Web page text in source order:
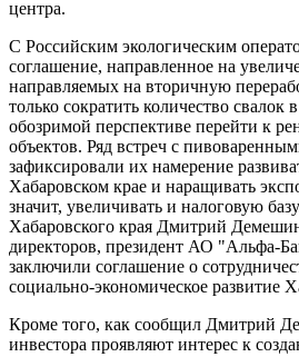
центра.
С Российским экологическим
соглашение, направленное на
направляемых на вторичную
только сократить количество свалок
обозримой перспективе перейти к
объектов. Ряд встреч с
зафиксировали их намерение
Хабаровском крае и наращивать
значит, увеличивать и налоговую
Хабаровского края Дмитрий
директоров, президент АО "Альфа-
заключили соглашение о
социально-экономическое развитие
Кроме того, как сообщил Дмитрий
инвестора проявляют интерес к